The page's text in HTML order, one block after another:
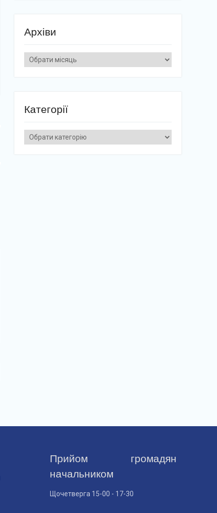
Архіви
Архіви
Категорії
Категорії
Прийом громадян
начальником
Щочетверга 15-00 - 17-30